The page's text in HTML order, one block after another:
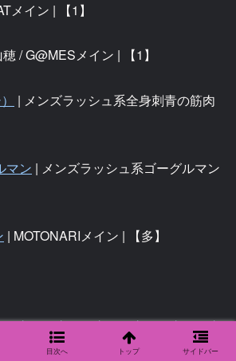
メイン | 【1】
/ G@MESメイン | 【1】
| メンズラッシュ系全身刺青の筋肉
マン | メンズラッシュ系ゴーグルマン
| MOTONARIメイン | 【多】
た行｜な行｜は行｜ま行｜や行｜ら行
|フェチ別
目次へ トップ サイドバー